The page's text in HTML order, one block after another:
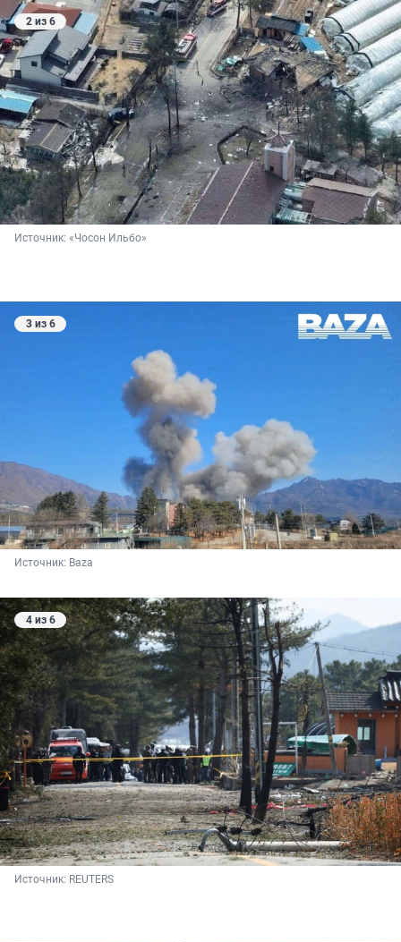
2 из 6
Источник: «Чосон Ильбо»
3 из 6
Источник: Baza
4 из 6
Источник: REUTERS